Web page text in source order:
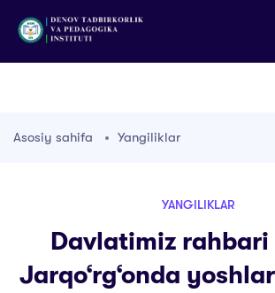
TG TR
Asosiy sahifa Yangiliklar
YANGILIKLAR
Davlatimiz rahbari
Jarqo‘rg‘onda